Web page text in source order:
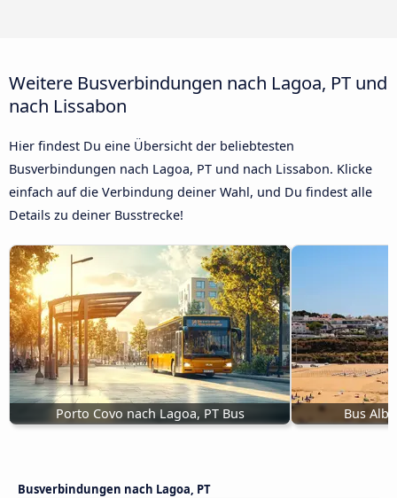
Weitere Busverbindungen nach Lagoa, PT und
nach Lissabon
Hier findest Du eine Übersicht der beliebtesten
Busverbindungen nach Lagoa, PT und nach Lissabon. Klicke
einfach auf die Verbindung deiner Wahl, und Du findest alle
Details zu deiner Busstrecke!
Porto Covo nach Lagoa, PT Bus Bus
Busverbindungen nach Lagoa, PT